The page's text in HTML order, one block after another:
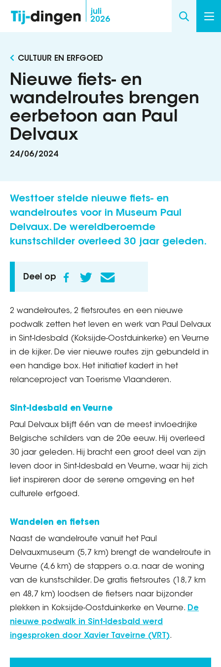
inhoud
gaan
juli
2026
CULTUUR EN ERFGOED
Nieuwe fiets- en
wandelroutes brengen
eerbetoon aan Paul
Delvaux
24/06/2024
Westtoer stelde nieuwe fiets- en
wandelroutes voor in Museum Paul
Delvaux. De wereldberoemde
kunstschilder overleed 30 jaar geleden.
Deel op
2 wandelroutes, 2 fietsroutes en een nieuwe
podwalk zetten het leven en werk van Paul Delvaux
in Sint-Idesbald (Koksijde-Oostduinkerke) en Veurne
in de kijker. De vier nieuwe routes zijn gebundeld in
een handige box. Het initiatief kadert in het
relanceproject van Toerisme Vlaanderen.
Sint-Idesbald en Veurne
Paul Delvaux blijft één van de meest invloedrijke
Belgische schilders van de 20e eeuw. Hij overleed
30 jaar geleden. Hij bracht een groot deel van zijn
leven door in Sint-Idesbald en Veurne, waar hij zich
liet inspireren door de serene omgeving en het
culturele erfgoed.
Wandelen en fietsen
Naast de wandelroute vanuit het Paul
Delvauxmuseum (5,7 km) brengt de wandelroute in
Veurne (4,6 km) de stappers o.a. naar de woning
van de kunstschilder. De gratis fietsroutes (18,7 km
en 48,7 km) loodsen de fietsers naar bijzonder
plekken in Koksijde-Oostduinkerke en Veurne. De
nieuwe podwalk in Sint-Idesbald werd
ingesproken door Xavier Taveirne (VRT).